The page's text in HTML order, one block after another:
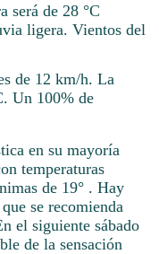
será de 28 °C
ligera. Vientos del
de 12 km/h. La
Un 100% de
en su mayoría
temperaturas
de 19° . Hay
se recomienda
el siguiente sábado
de la sensación